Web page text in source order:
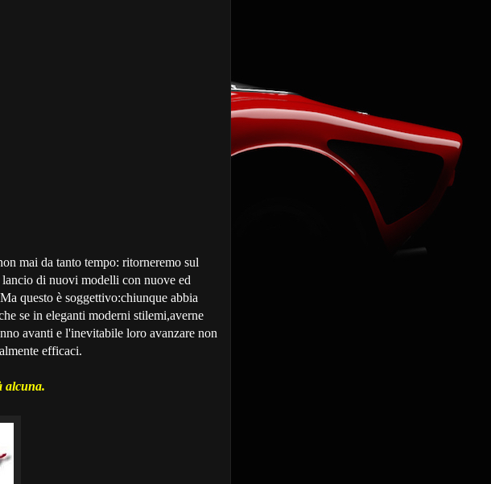
mai da tanto tempo: ritorneremo sul
di nuovi modelli con nuove ed
questo è soggettivo:chiunque abbia
se in eleganti moderni stilemi,averne
avanti e l'inevitabile loro avanzare non
efficaci.
alcuna.